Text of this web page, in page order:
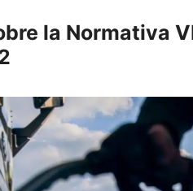
la Normativa